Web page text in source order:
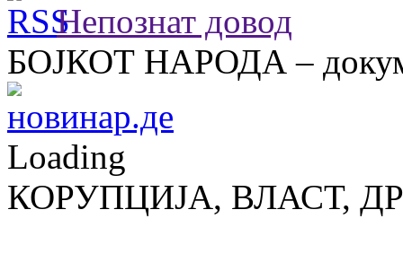
Непознат довод
БОЈКОТ НАРОДА –
Loading
КОРУПЦИЈА, ВЛАСТ,